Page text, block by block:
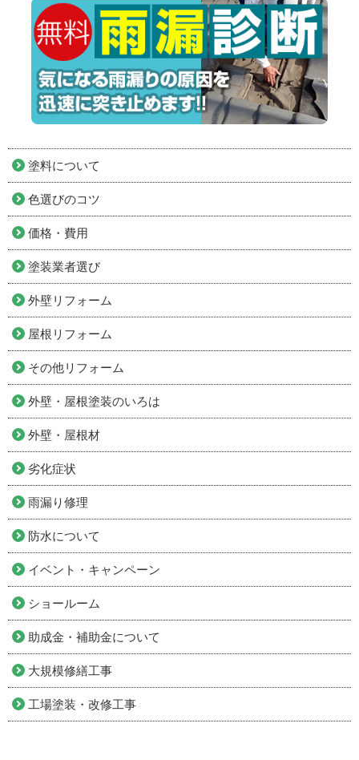
塗料について
色選びのコツ
価格・費用
塗装業者選び
外壁リフォーム
屋根リフォーム
その他リフォーム
外壁・屋根塗装のいろは
外壁・屋根材
劣化症状
雨漏り修理
防水について
イベント・キャンペーン
ショールーム
助成金・補助金について
大規模修繕工事
工場塗装・改修工事